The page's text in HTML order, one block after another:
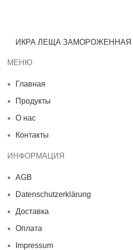
ИКРА ЛЕЩА ЗАМОРОЖЕННАЯ
МЕНЮ
Главная
Продукты
О нас
Контакты
ИНФОРМАЦИЯ
AGB
Datenschutzerklärung
Доставка
Оплата
Impressum